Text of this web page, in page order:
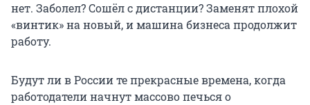
нет. Заболел? Сошёл с дистанции? Заменят плохой
«винтик» на новый, и машина бизнеса продолжит
работу.
Будут ли в России те прекрасные времена, когда
работодатели начнут массово печься о